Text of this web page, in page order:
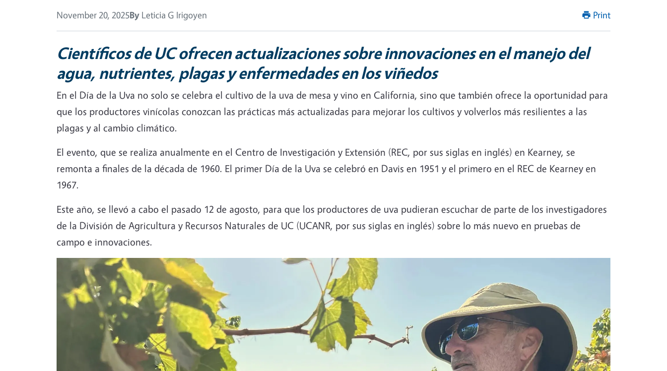
November 20, 2025By Leticia G Irigoyen Print
Científicos de UC ofrecen actualizaciones sobre innovaciones en el manejo del
agua, nutrientes, plagas y enfermedades en los viñedos
En el Día de la Uva no solo se celebra el cultivo de la uva de mesa y vino en California, sino que también ofrece la oportunidad para
que los productores vinícolas conozcan las prácticas más actualizadas para mejorar los cultivos y volverlos más resilientes a las
plagas y al cambio climático.
El evento, que se realiza anualmente en el Centro de Investigación y Extensión (REC, por sus siglas en inglés) en Kearney, se
remonta a finales de la década de 1960. El primer Día de la Uva se celebró en Davis en 1951 y el primero en el REC de Kearney en
1967.
Este año, se llevó a cabo el pasado 12 de agosto, para que los productores de uva pudieran escuchar de parte de los investigadores
de la División de Agricultura y Recursos Naturales de UC (UCANR, por sus siglas en inglés) sobre lo más nuevo en pruebas de
campo e innovaciones.
Image